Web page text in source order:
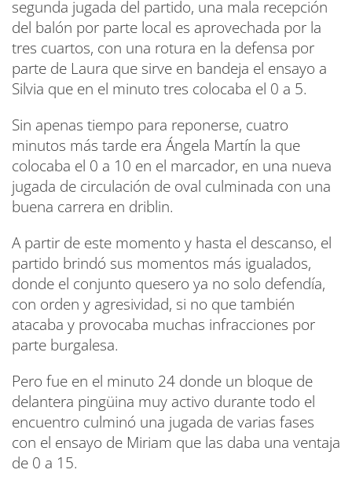
segunda jugada del partido, una mala recepción
del balón por parte local es aprovechada por la
tres cuartos, con una rotura en la defensa por
parte de Laura que sirve en bandeja el ensayo a
Silvia que en el minuto tres colocaba el 0 a 5.
Sin apenas tiempo para reponerse, cuatro
minutos más tarde era Ángela Martín la que
colocaba el 0 a 10 en el marcador, en una nueva
jugada de circulación de oval culminada con una
buena carrera en driblin.
A partir de este momento y hasta el descanso, el
partido brindó sus momentos más igualados,
donde el conjunto quesero ya no solo defendía,
con orden y agresividad, si no que también
atacaba y provocaba muchas infracciones por
parte burgalesa.
Pero fue en el minuto 24 donde un bloque de
delantera pingüina muy activo durante todo el
encuentro culminó una jugada de varias fases
con el ensayo de Miriam que las daba una ventaja
de 0 a 15.